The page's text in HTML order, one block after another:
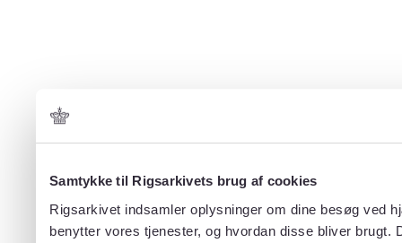
Samtykke til Rigsarkivets brug af cookies
Rigsarkivet indsamler oplysninger om dine besøg ved
benytter vores tjenester, og hvordan disse bliver